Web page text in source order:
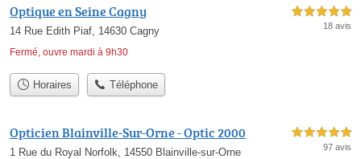
Optique en Seine Cagny
14 Rue Edith Piaf, 14630 Cagny
Fermé, ouvre mardi à 9h30
5,0 étoiles sur 5
18 avis
Horaires Téléphone
Opticien Blainville-Sur-Orne - Optic 2000
1 Rue du Royal Norfolk, 14550 Blainville-sur-Orne
5,0 étoiles sur 5
97 avis